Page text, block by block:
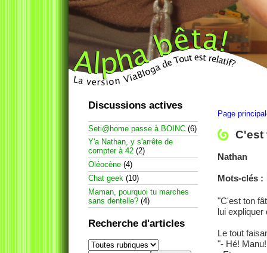
Page
C'est
Nathan
Mots-clés :
C'est ton
lui
Le tout
- Hé!
Discussions actives
Seti@home passe à BOINC (6)
Y'a Nathan, y s'arrête de
compter à 42 (2)
Oléocène (4)
Chat geek (10)
Maman, pourquoi tu marches
sans dentelle? (4)
Recherche d'articles